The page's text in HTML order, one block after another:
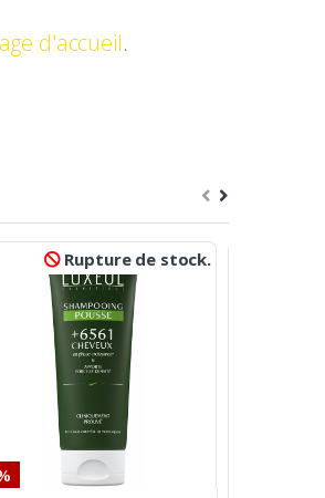
d'accueil.
Rupture de stock.